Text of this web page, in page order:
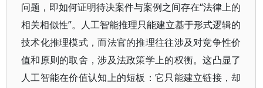
问题，即如何证明待决案件与案例之间存在“法律上的
相关相似性”。人工智能推理只能建立基于形式逻辑的
技术化推理模式，而法官的推理往往涉及对竞争性价
值和原则的取舍，涉及法政策学上的权衡。这凸显了
人工智能在价值认知上的短板：它只能建立链接，却